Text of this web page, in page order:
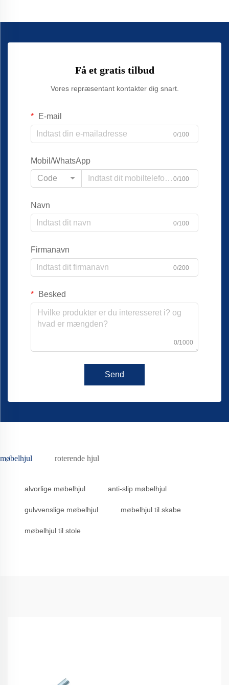
Få et gratis tilbud
Vores repræsentant kontakter dig snart.
E-mail
0/100
Mobil/WhatsApp
Code
0/100
Navn
0/100
Firmanavn
0/200
Besked
0/1000
Send
møbelhjul roterende hjul
alvorlige møbelhjul anti-slip møbelhjul
gulvvenslige møbelhjul møbelhjul til skabe
møbelhjul til stole